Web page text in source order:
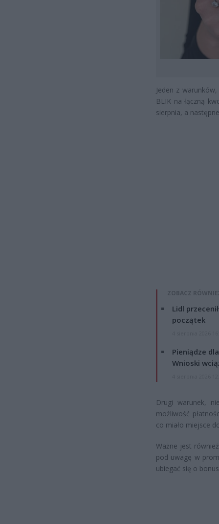
Jeden z
BLIK na łączną
sierpnia, a
ZOBACZ
Lidl
początek
Pieniądze
Wnioski
Drugi warunek,
możliwość
co miało miejsce
Ważne jest
pod uwagę w
ubiegać się o